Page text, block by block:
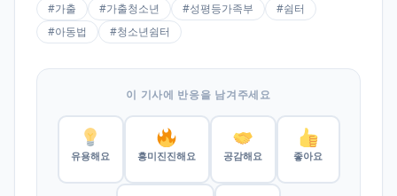
#가출 #가출청소년 #성평등가족부
#쉼터
#아동법
#청소년쉼터
이 기사에 반응을 남겨주세요
유용해요 흥미진진해요 공감해요 좋아요